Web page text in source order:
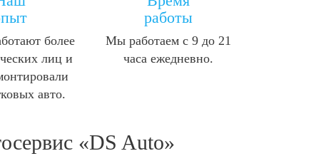
более
лиц и
авто.
работы
Мы работаем с 9 до 21
часа ежедневно.
«DS Auto»